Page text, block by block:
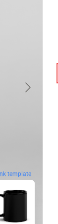
template